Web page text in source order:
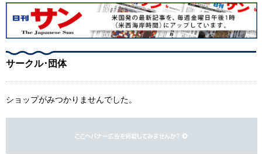
サークル･団体
ショップがみつかりませんでした。